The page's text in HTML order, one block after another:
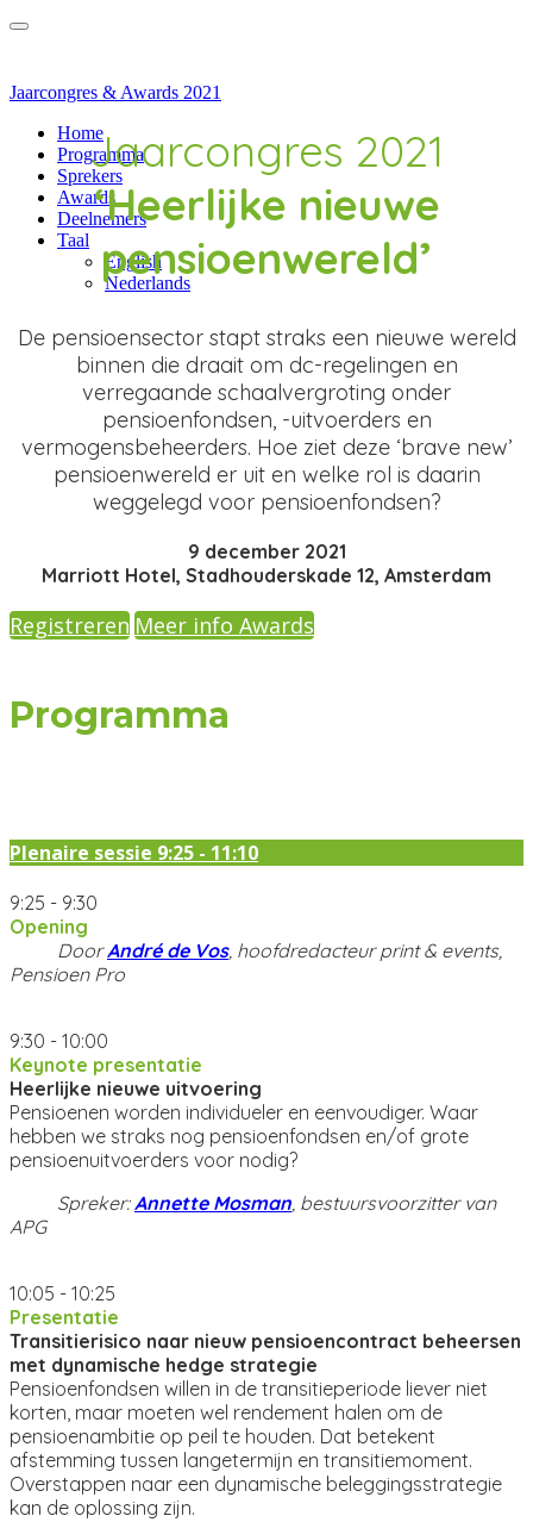
Jaarcongres & Awards 2021
Home
Programma
Sprekers
Awards
Deelnemers
Taal
English
Nederlands
Jaarcongres 2021
‘Heerlijke nieuwe
pensioenwereld’
De pensioensector stapt straks een nieuwe wereld
binnen die draait om dc-regelingen en
verregaande schaalvergroting onder
pensioenfondsen, -uitvoerders en
vermogensbeheerders. Hoe ziet deze ‘brave new’
pensioenwereld er uit en welke rol is daarin
weggelegd voor pensioenfondsen?
9 december 2021
Marriott Hotel, Stadhouderskade 12, Amsterdam
Registreren Meer info Awards
Programma
Plenaire sessie 9:25 - 11:10
9:25 - 9:30
Opening
DoorAndré de Vos, hoofdredacteur print & events,
Pensioen Pro
9:30 - 10:00
Keynote presentatie
Heerlijke nieuwe uitvoering
Pensioenen worden individueler en eenvoudiger. Waar
hebben we straks nog pensioenfondsen en/of grote
pensioenuitvoerders voor nodig?
Spreker:Annette Mosman, bestuursvoorzitter van
APG
10:05 - 10:25
Presentatie
Transitierisico naar nieuw pensioencontract beheersen
met dynamische hedge strategie
Pensioenfondsen willen in de transitieperiode liever niet
korten, maar moeten wel rendement halen om de
pensioenambitie op peil te houden. Dat betekent
afstemming tussen langetermijn en transitiemoment.
Overstappen naar een dynamische beleggingsstrategie
kan de oplossing zijn.